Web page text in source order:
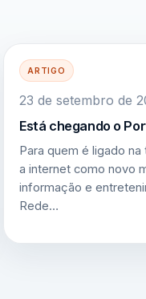
ARTIGO
23 de setembro de
Está chegando o
Para quem é ligado
a internet como novo
informação e
Rede…